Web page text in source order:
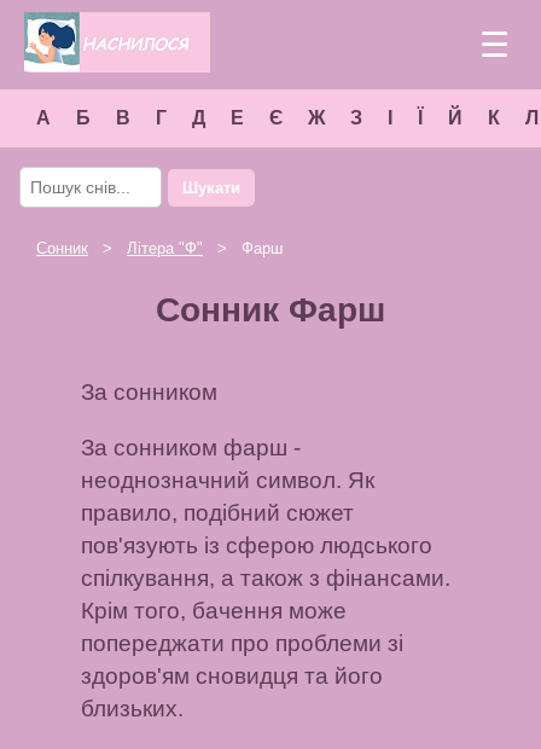
☰
А Б В Г Д Е Є Ж З Й К Л
Шукати
Сонник > Літера "Ф" > Фарш
Сонник Фарш
За сонником
За сонником фарш -
неоднозначний символ. Як
правило, подібний сюжет
пов'язують із сферою людського
спілкування, а також з фінансами.
Крім того, бачення може
попереджати про проблеми зі
здоров'ям сновидця та його
близьких.